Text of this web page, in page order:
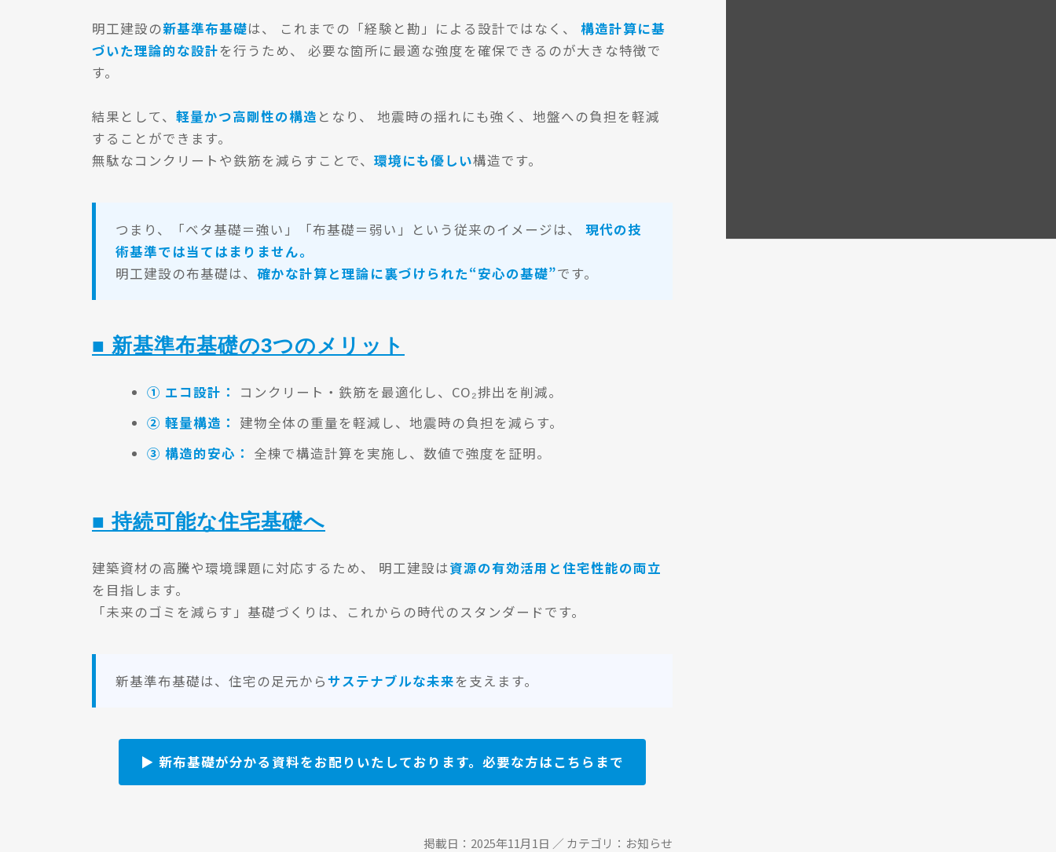
明工建設の新基準布基礎は、 これまでの「経験と勘」による設計ではなく、 構造計算に基
づいた理論的な設計を行うため、 必要な箇所に最適な強度を確保できるのが大きな特徴で
す。
結果として、 軽量かつ高剛性の構造 となり、 地震時の揺れにも強く、地盤への負担を軽減
することができます。
無駄なコンクリートや鉄筋を減らすことで、 環境にも優しい構造です。
つまり、「ベタ基礎＝強い」「布基礎＝弱い」という従来のイメージは、 現代の技
術基準では当てはまりません。
明工建設の布基礎は、 確かな計算と理論に裏づけられた“安心の基礎”です。
■ 新基準布基礎の3つのメリット
① エコ設計：
コンクリート・鉄筋を最適化し、CO₂排出を削減。
② 軽量構造： 建物全体の重量を軽減し、地震時の負担を減らす。
③ 構造的安心： 全棟で構造計算を実施し、数値で強度を証明。
■ 持続可能な住宅基礎へ
建築資材の高騰や環境課題に対応するため、 明工建設は資源の有効活用と住宅性能の両立
を目指します。
「未来のゴミを減らす」基礎づくりは、これからの時代のスタンダードです。
新基準布基礎は、住宅の足元からサステナブルな未来を支えます。
▶ 新布基礎が分かる資料をお配りいたしております。必要な方はこちらまで
掲載日：2025年11月1日 ／ カテゴリ：お知らせ